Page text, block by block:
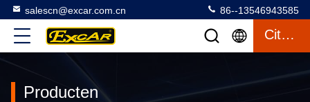
salescn@excar.com.cn 86--13546943585
Citaat
Producten